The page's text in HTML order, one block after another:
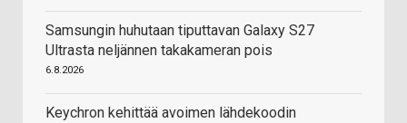
Samsungin huhutaan tiputtavan Galaxy S27
Ultrasta neljännen takakameran pois
6.8.2026
Keychron kehittää avoimen lähdekoodin